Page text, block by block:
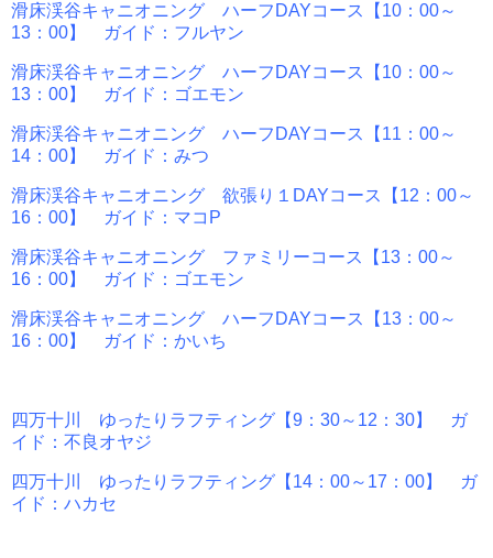
滑床渓谷キャニオニング ハーフDAYコース【10：00～
13：00】 ガイド：フルヤン
滑床渓谷キャニオニング ハーフDAYコース【10：00～
13：00】 ガイド：ゴエモン
滑床渓谷キャニオニング ハーフDAYコース【11：00～
14：00】 ガイド：みつ
滑床渓谷キャニオニング 欲張り１DAYコース【12：00～
16：00】 ガイド：マコP
滑床渓谷キャニオニング ファミリーコース【13：00～
16：00】 ガイド：ゴエモン
滑床渓谷キャニオニング ハーフDAYコース【13：00～
16：00】 ガイド：かいち
四万十川 ゆったりラフティング【9：30～12：30】 ガ
イド：不良オヤジ
四万十川 ゆったりラフティング【14：00～17：00】 ガ
イド：ハカセ